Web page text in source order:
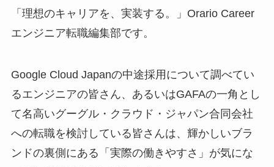
「理想のキャリアを、実装する。」Orario Career
エンジニア転職編集部です。
Google Cloud Japanの中途採用について調べてい
るエンジニアの皆さん、あるいはGAFAの一角とし
て名高いグーグル・クラウド・ジャパン合同会社
への転職を検討している皆さんは、輝かしいブラ
ンドの裏側にある「実際の働きやすさ」が気にな